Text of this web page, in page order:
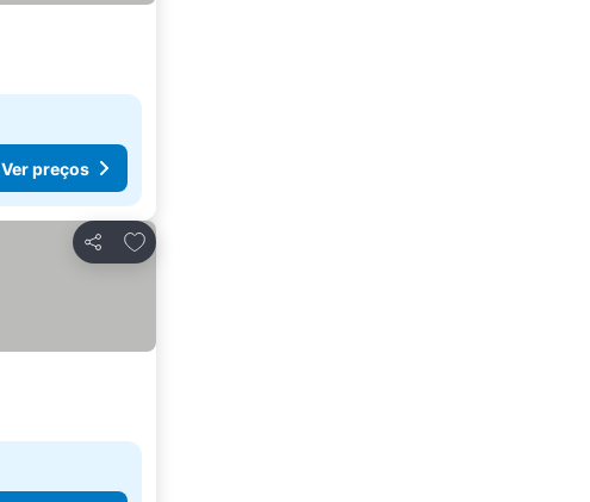
Ver preços
Partilhar
Adicionar aos favoritos